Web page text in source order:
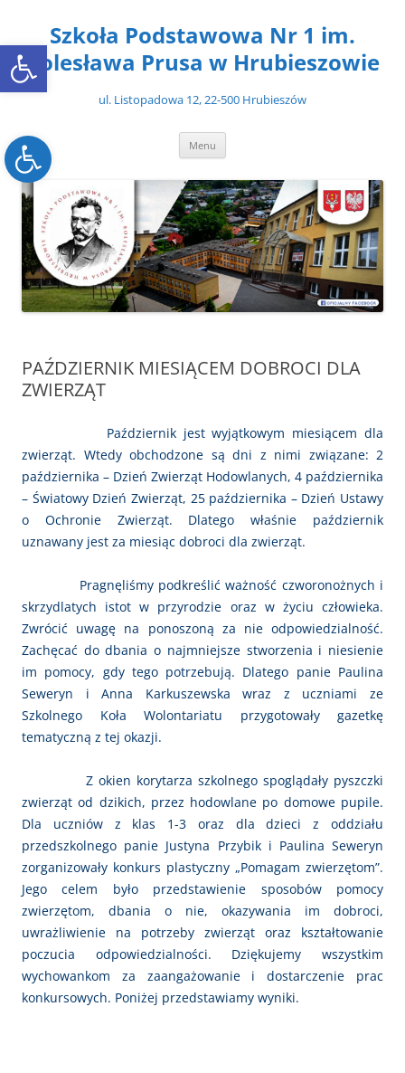
Open toolbar
Open toolbar
treściSzkoła Podstawowa Nr 1 im.
Bolesława Prusa w Hrubieszowie
ul. Listopadowa 12, 22-500 Hrubieszów
Menu
PAŹDZIERNIK MIESIĄCEM DOBROCI DLA
ZWIERZĄT
Październik jest wyjątkowym miesiącem dla
zwierząt. Wtedy obchodzone są dni z nimi związane: 2
października – Dzień Zwierząt Hodowlanych, 4 października
– Światowy Dzień Zwierząt, 25 października – Dzień Ustawy
o Ochronie Zwierząt. Dlatego właśnie październik
uznawany jest za miesiąc dobroci dla zwierząt.
Pragnęliśmy podkreślić ważność czworonożnych i
skrzydlatych istot w przyrodzie oraz w życiu człowieka.
Zwrócić uwagę na ponoszoną za nie odpowiedzialność.
Zachęcać do dbania o najmniejsze stworzenia i niesienie
im pomocy, gdy tego potrzebują. Dlatego panie Paulina
Seweryn i Anna Karkuszewska wraz z uczniami ze
Szkolnego Koła Wolontariatu przygotowały gazetkę
tematyczną z tej okazji.
Z okien korytarza szkolnego spoglądały pyszczki
zwierząt od dzikich, przez hodowlane po domowe pupile.
Dla uczniów z klas 1-3 oraz dla dzieci z oddziału
przedszkolnego panie Justyna Przybik i Paulina Seweryn
zorganizowały konkurs plastyczny „Pomagam zwierzętom”.
Jego celem było przedstawienie sposobów pomocy
zwierzętom, dbania o nie, okazywania im dobroci,
uwrażliwienie na potrzeby zwierząt oraz kształtowanie
poczucia odpowiedzialności. Dziękujemy wszystkim
wychowankom za zaangażowanie i dostarczenie prac
konkursowych. Poniżej przedstawiamy wyniki.